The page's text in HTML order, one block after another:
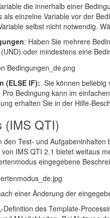
die innerhalb einer
als einzelne Variable vor der
selbst nicht notwendig.
: Haben Sie mehrere
oder mindestens eine
(ELSE IF): Sie können beliebig
Bedingung kann im
erhalten Sie in der Hilfe-
(IMS QTI)
den Test- und
IMS QTI 2.1 bietet weitaus
eingegebene
einer Änderung der
Definition des Template-